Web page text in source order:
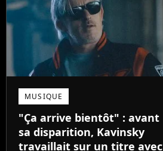
MUSIQUE
"Ça arrive bientôt" : avant
sa disparition, Kavinsky
travaillait sur un titre avec